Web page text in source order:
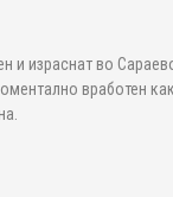
и израснат во
вработен